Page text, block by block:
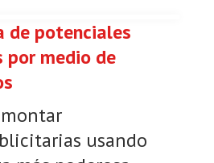
de potenciales
por medio de
usando